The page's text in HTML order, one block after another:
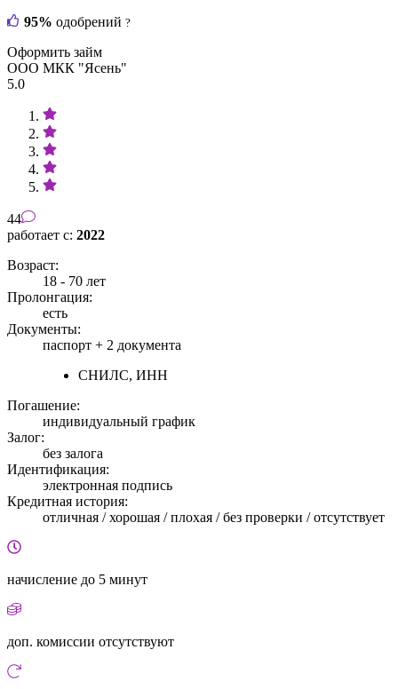
95% одобрений ?
Оформить займ
ООО МКК "Ясень"
5.0
44
работает с: 2022
Возраст:
18 - 70 лет
Пролонгация:
есть
Документы:
паспорт + 2 документа
СНИЛС, ИНН
Погашение:
индивидуальный график
Залог:
без залога
Идентификация:
электронная подпись
Кредитная история:
отличная / хорошая / плохая / без проверки / отсутствует
начисление до 5 минут
доп. комиссии отсутствуют